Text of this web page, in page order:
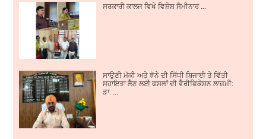
ਸਰਕਾਰੀ ਕਾਲਜ ਵਿਖੇ ਵਿਸ਼ੇਸ਼ ਸੈਮੀਨਾਰ ...
ਸਾਉਣੀ ਮੱਕੀ ਅਤੇ ਝੋਨੇ ਦੀ ਸਿੱਧੀ ਬਿਜਾਈ ਤੇ ਵਿੱਤੀ
ਸਹਾਇਤਾ ਲੈਣ ਲਈ ਫਸਲਾਂ ਦੀ ਵੈਰੀਫਿਕੇਸ਼ਨ ਲਾਜ਼ਮੀ:
ਡਾ. ...